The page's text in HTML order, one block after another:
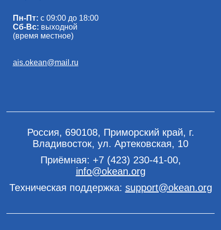
Пн-Пт: с 09:00 до 18:00
Сб-Вс: выходной
(время местное)
ais.okean@mail.ru
Россия, 690108, Приморский край, г.
Владивосток, ул. Артековская, 10
Приёмная: +7 (423) 230-41-00,
info@okean.org
Техническая поддержка: support@okean.org